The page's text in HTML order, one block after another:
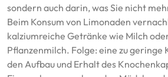
sondern auch darin, was Sie nicht
Beim Konsum von Limonaden
kalziumreiche Getränke wie Milch
Pflanzenmilch. Folge: eine zu geringe
den Aufbau und Erhalt des